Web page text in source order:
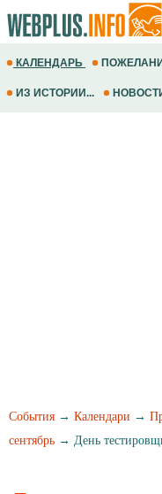
КАЛЕНДАРЬ
ИЗ ИСТОРИИ...
События → Календари →
сентябрь → День